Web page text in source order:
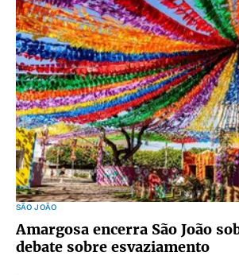
SÃO JOÃO
Amargosa encerra São João
debate sobre esvaziamento